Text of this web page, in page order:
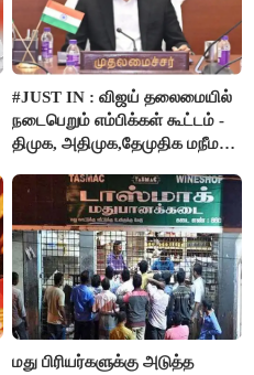
#JUST IN : விஜய் தலைமையில்
நடைபெறும் எம்பிக்கள் கூட்டம் -
திமுக, அதிமுக,தேமுதிக மநீம
மது பிரியர்களுக்கு அடுத்த